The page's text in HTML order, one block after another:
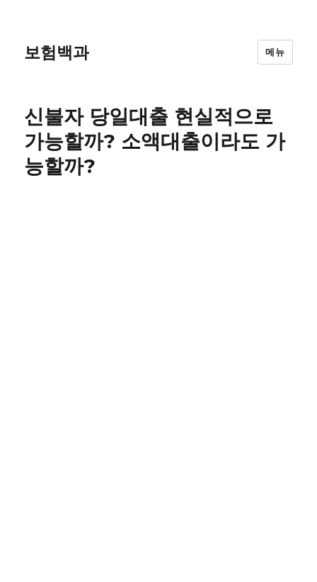
보험백과 메뉴
신불자 당일대출 현실적으로
가능할까? 소액대출이라도 가
능할까?